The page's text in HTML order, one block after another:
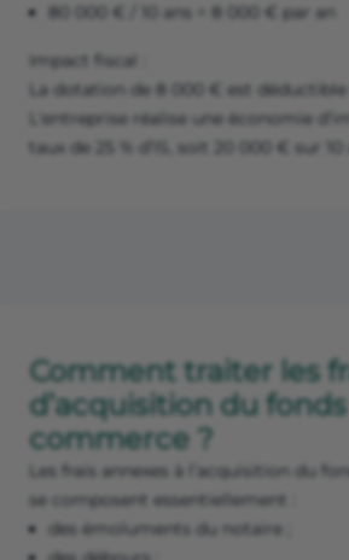
80 000 € / 10 ans = 8 000 € par an
Impact fiscal :
La dotation de 8 000 € est déductible
L'entreprise réalise une économie
taux de 25 % d’IS, soit 20 000 € sur 10
Comment traiter les
d’acquisition du
commerce ?
Les frais annexes à l’acquisition du
se composent essentiellement :
des émoluments du notaire ;